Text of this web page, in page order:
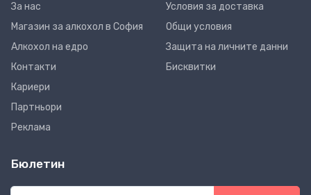
За нас
Магазин за алкохол в София
Алкохол на едро
Контакти
Кариери
Партньори
Реклама
Условия за доставка
Общи условия
Защита на личните данни
Бисквитки
Бюлетин